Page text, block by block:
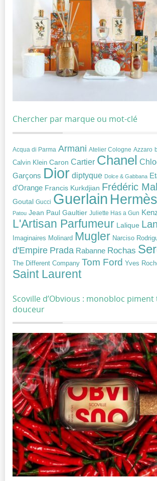
Chercher par marque ou mot-clé
Acqua di Parma Armani Atelier Cologne Azzaro
Calvin Klein Caron Cartier Chanel
Garçons Dior diptyque Dolce & Gabbana
d'Orange Francis Kurkdjian Frédéric
Goutal Gucci Guerlain Hermès
Patou Jean Paul Gaultier Juliette Has a Gun
L'Artisan Parfumeur Lalique
Imaginaires Molinard Mugler Narciso
d'Empire Prada Rabanne Rochas
The Different Company Tom Ford Yves
Saint Laurent
Scoville d’Obvious : monobloc
douceur